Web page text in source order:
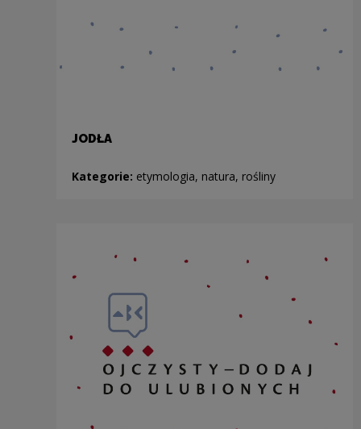
JODŁA
Kategorie: etymologia, natura, rośliny